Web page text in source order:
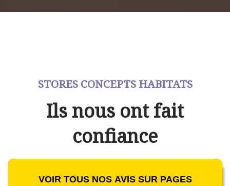
STORES CONCEPTS HABITATS
Ils nous ont fait
confiance
VOIR TOUS NOS AVIS SUR PAGES